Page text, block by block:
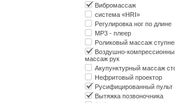
Вибромассаж
система «HRI»
Регулировка ног по длине
МР3 - плеер
Роликовый массаж
Воздушно-
массаж рук
Акупунктурный массаж
Нефритовый проектор
Русифицированный пульт
Вытяжка позвоночника